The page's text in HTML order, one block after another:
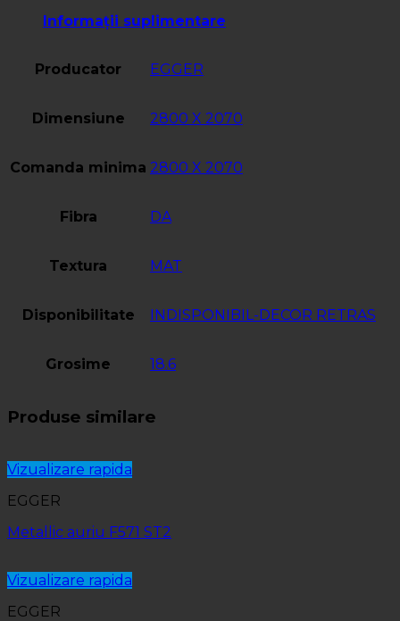
Informații suplimentare
Producator EGGER
Dimensiune 2800 X 2070
Comanda minima 2800 X 2070
Fibra DA
Textura MAT
Disponibilitate INDISPONIBIL-DECOR RETRAS
Grosime 18.6
Produse similare
Vizualizare rapida
EGGER
Metallic auriu F571 ST2
Vizualizare rapida
EGGER